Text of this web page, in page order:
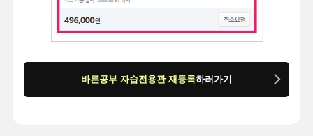
바른공부 자습전용관 재등록하러가기